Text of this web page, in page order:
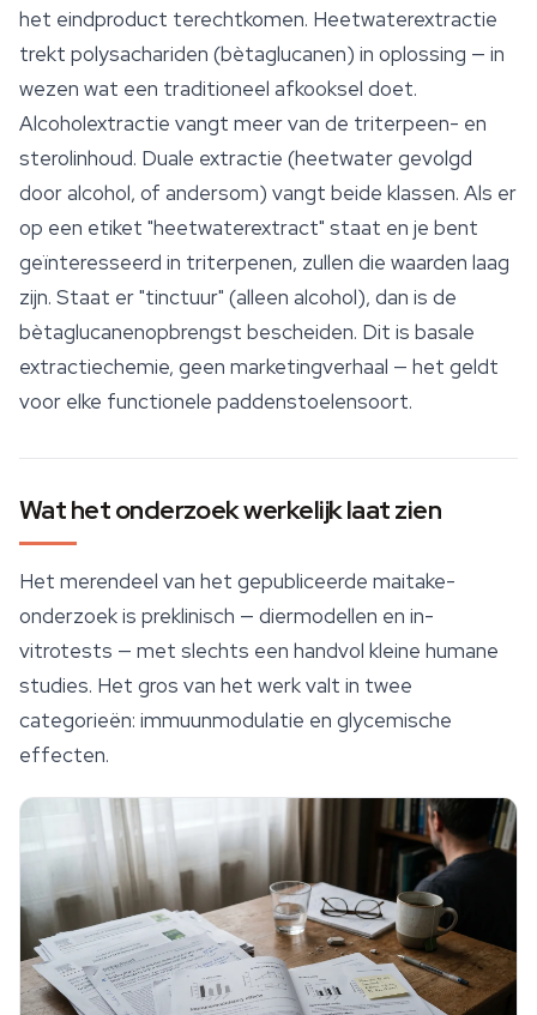
het eindproduct terechtkomen. Heetwaterextractie
trekt polysachariden (bètaglucanen) in oplossing — in
wezen wat een traditioneel afkooksel doet.
Alcoholextractie vangt meer van de triterpeen- en
sterolinhoud. Duale extractie (heetwater gevolgd
door alcohol, of andersom) vangt beide klassen. Als er
op een etiket "heetwaterextract" staat en je bent
geïnteresseerd in triterpenen, zullen die waarden laag
zijn. Staat er "tinctuur" (alleen alcohol), dan is de
bètaglucanenopbrengst bescheiden. Dit is basale
extractiechemie, geen marketingverhaal — het geldt
voor elke functionele paddenstoelensoort.
Wat het onderzoek werkelijk laat zien
Het merendeel van het gepubliceerde maitake-
onderzoek is preklinisch — diermodellen en in-
vitrotests — met slechts een handvol kleine humane
studies. Het gros van het werk valt in twee
categorieën: immuunmodulatie en glycemische
effecten.